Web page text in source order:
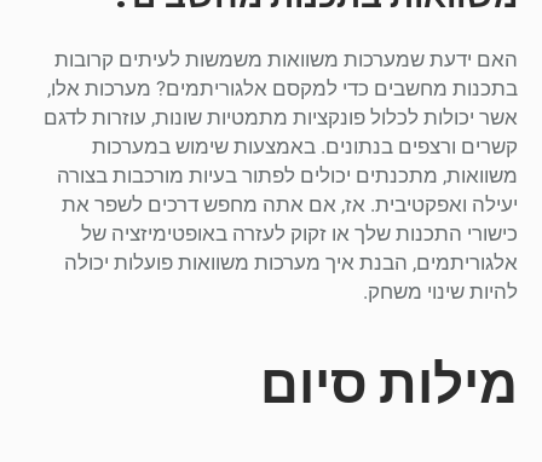
האם ידעת שמערכות משוואות משמשות לעיתים קרובות
בתכנות מחשבים כדי למקסם אלגוריתמים? מערכות אלו,
אשר יכולות לכלול פונקציות מתמטיות שונות, עוזרות לדגם
קשרים ורצפים בנתונים. באמצעות שימוש במערכות
משוואות, מתכנתים יכולים לפתור בעיות מורכבות בצורה
יעילה ואפקטיבית. אז, אם אתה מחפש דרכים לשפר את
כישורי התכנות שלך או זקוק לעזרה באופטימיזציה של
אלגוריתמים, הבנת איך מערכות משוואות פועלות יכולה
להיות שינוי משחק.
מילות סיום